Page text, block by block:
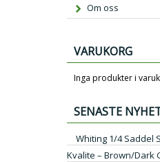
Om oss
VARUKORG
Inga produkter i
SENASTE
Whiting 1/4 Saddel
Kvalite – Brown/Dark